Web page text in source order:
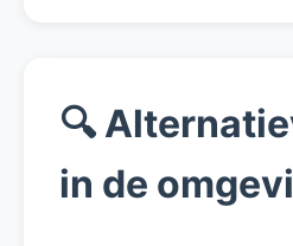
🔍
in de